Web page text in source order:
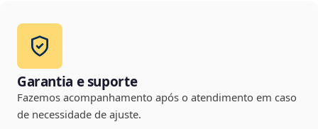
Garantia e suporte
Fazemos acompanhamento após o atendimento em caso
de necessidade de ajuste.